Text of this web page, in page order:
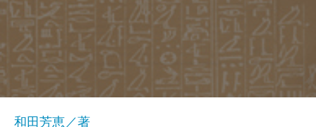
和田芳恵／著